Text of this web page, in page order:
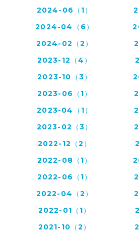
2024-06（1）
2024-04（6）
2024-02（2）
2023-12（4）
2023-10（3）
2023-06（1）
2023-04（1）
2023-02（3）
2022-12（2）
2022-08（1）
2022-06（1）
2022-04（2）
2022-01（1）
2021-10（2）